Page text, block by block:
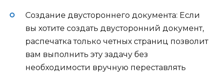
Создание двустороннего документа: Если
вы хотите создать двусторонний документ,
распечатка только четных страниц позволит
вам выполнить эту задачу без
необходимости вручную переставлять